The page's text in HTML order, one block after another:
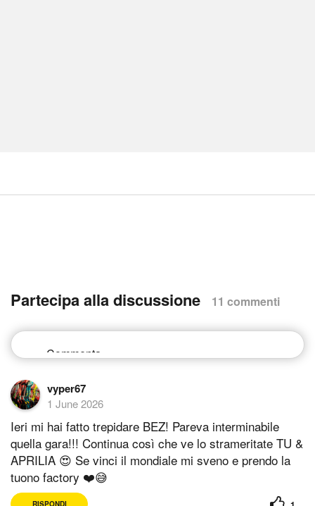
Partecipa alla discussione 11 commenti
vyper67
1 June 2026
Ieri mi hai fatto trepidare BEZ! Pareva interminabile
quella gara!!! Continua così che ve lo strameritate TU &
APRILIA 😍 Se vinci il mondiale mi sveno e prendo la
tuono factory ❤️😅
RISPONDI